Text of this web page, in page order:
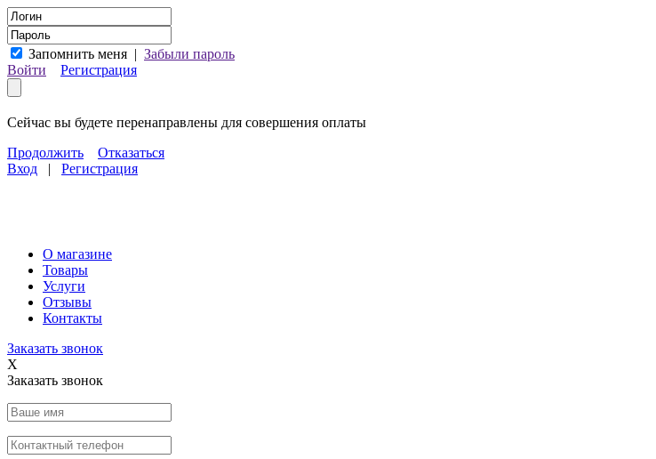
Запомнить меня | Забыли пароль
Войти
Регистрация
Сейчас вы будете перенаправлены для совершения оплаты
Продолжить
Отказаться
Вход | Регистрация
О магазине
Товары
Услуги
Отзывы
Контакты
Заказать звонок
X
Заказать звонок